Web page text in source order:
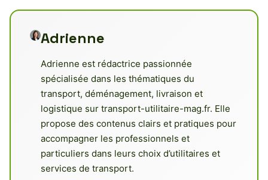
Adrienne
Adrienne est rédactrice passionnée
spécialisée dans les thématiques du
transport, déménagement, livraison et
logistique sur transport-utilitaire-mag.fr. Elle
propose des contenus clairs et pratiques pour
accompagner les professionnels et
particuliers dans leurs choix d’utilitaires et
services de transport.